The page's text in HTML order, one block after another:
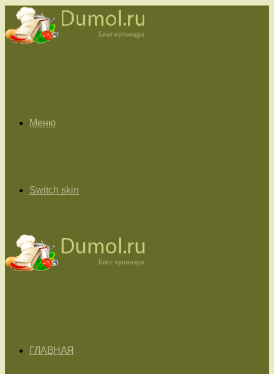
Меню
Switch skin
ГЛАВНАЯ